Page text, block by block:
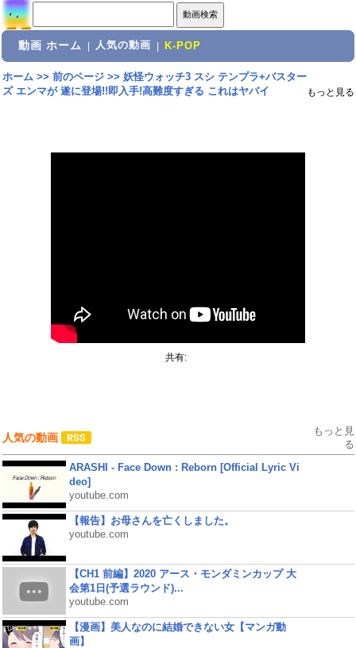
動画 ホーム 人気の動画 K-POP
ホーム>> 前のページ>> 妖怪ウォッチ3 スシ テンプラ+バスター
ズ エンマが 遂に登場!!即入手!高難度すぎる これはヤバイ
もっと見る
共有:
人気の動画
もっと見
る
ARASHI - Face Down : Reborn [Official Lyric Vi
deo]
youtube.com
【報告】お母さんを亡くしました。
youtube.com
【CH1 前編】2020 アース・モンダミンカップ 大
会第1日(予選ラウンド)...
youtube.com
【漫画】美人なのに結婚できない女【マンガ動
画】